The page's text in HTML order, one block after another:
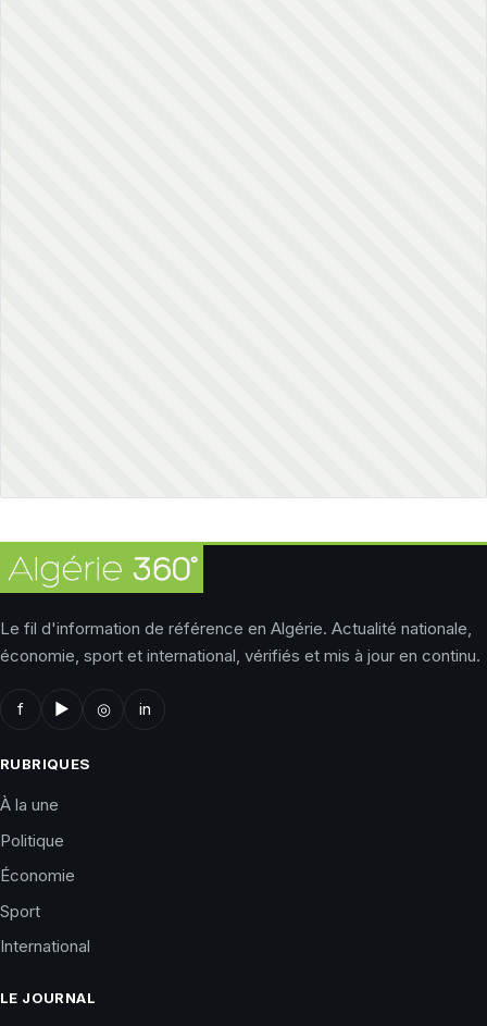
Le fil d'information de référence en Algérie. Actualité nationale,
économie, sport et international, vérifiés et mis à jour en continu.
f ▶ ◎ in
RUBRIQUES
À la une
Politique
Économie
Sport
International
LE JOURNAL